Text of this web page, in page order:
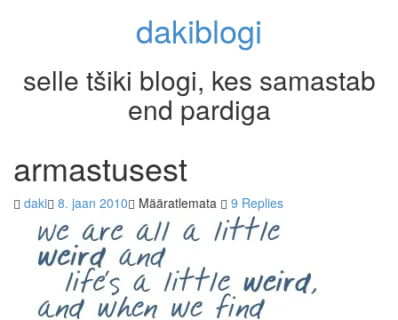
dakiblogi
selle tšiki blogi, kes samastab
end pardiga
armastusest
daki 8. jaan 2010 Määratlemata 9 Replies